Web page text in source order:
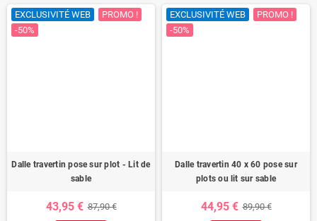
EXCLUSIVITÉ WEB
PROMO !
-50%
Dalle travertin pose sur plot - Lit de
sable
43,95 € 87,90 €
EXCLUSIVITÉ WEB
PROMO !
-50%
Dalle travertin 40 x 60 pose sur
plots ou lit sur sable
44,95 € 89,90 €